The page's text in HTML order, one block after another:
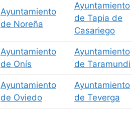
Ayuntamiento
de Noreña
Ayuntamiento
de Tapia de
Casariego
Ayuntamiento
de Onís
Ayuntamiento
de Taramundi
Ayuntamiento
de Oviedo
Ayuntamiento
de Teverga